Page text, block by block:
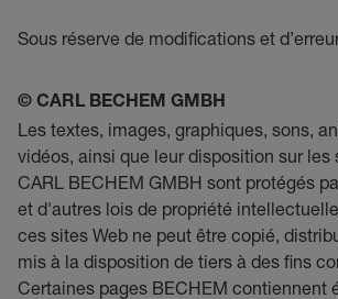
Sous réserve de modifications et
© CARL BECHEM GMBH
Les textes, images, graphiques, sons,
vidéos, ainsi que leur disposition sur les
CARL BECHEM GMBH sont protégés
et d'autres lois de propriété
ces sites Web ne peut être copié,
mis à la disposition de tiers à des fins
Certaines pages BECHEM contiennent